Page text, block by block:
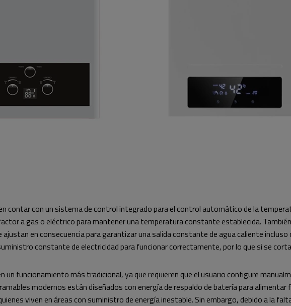
contar con un sistema de control integrado para el control automático de la
a gas o eléctrico para mantener una temperatura constante establecida.
en consecuencia para garantizar una salida constante de agua caliente
constante de electricidad para funcionar correctamente, por lo que si se
funcionamiento más tradicional, ya que requieren que el usuario configure
modernos están diseñados con energía de respaldo de batería para alimentar
viven en áreas con suministro de energía inestable. Sin embargo, debido a la